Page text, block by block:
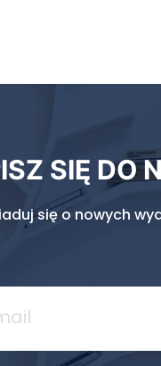
SIĘ DO
się o nowych